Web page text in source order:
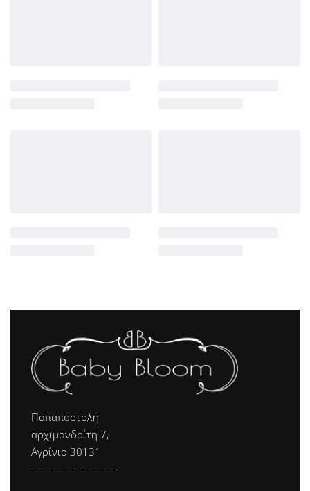
Παπαποστολη
αρχιμανδρίτη 7,
Αγρίνιο 30131
————————-